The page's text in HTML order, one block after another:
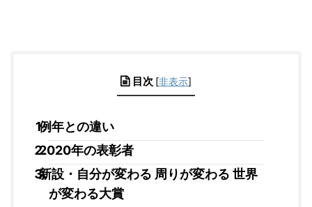
目次 [非表示]
例年との違い
2020年の表彰者
新設・自分が変わる 周りが変わる 世界
が変わる大賞